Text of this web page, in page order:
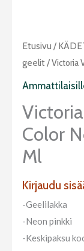
Etusivu /
geelit/ Victoria
Color
Ml
Kirjaudu
-Geelilakka
-Neon pinkki
-Keskipaksu